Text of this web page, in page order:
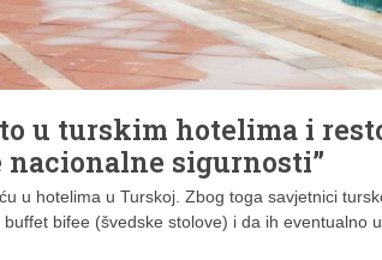
u turskim hotelima i
nacionalne sigurnosti”
u hotelima u Turskoj. Zbog toga savjetnici
bifee (švedske stolove) i da ih eventualno